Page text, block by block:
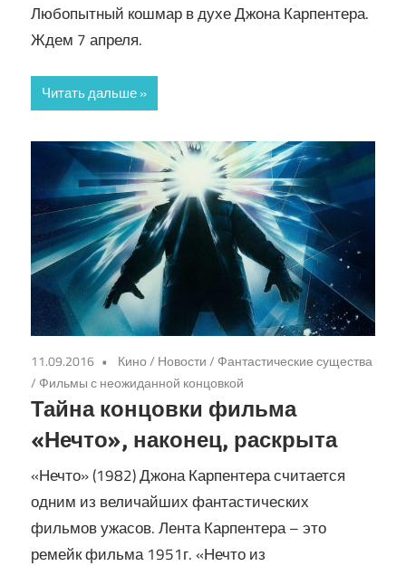
Любопытный кошмар в духе Джона Карпентера.
Ждем 7 апреля.
Читать дальше
11.09.2016 Кино/ Новости/ Фантастические существа
/ Фильмы с неожиданной концовкой
Тайна концовки фильма
«Нечто», наконец, раскрыта
«Нечто» (1982) Джона Карпентера считается
одним из величайших фантастических
фильмов ужасов. Лента Карпентера – это
ремейк фильма 1951г. «Нечто из